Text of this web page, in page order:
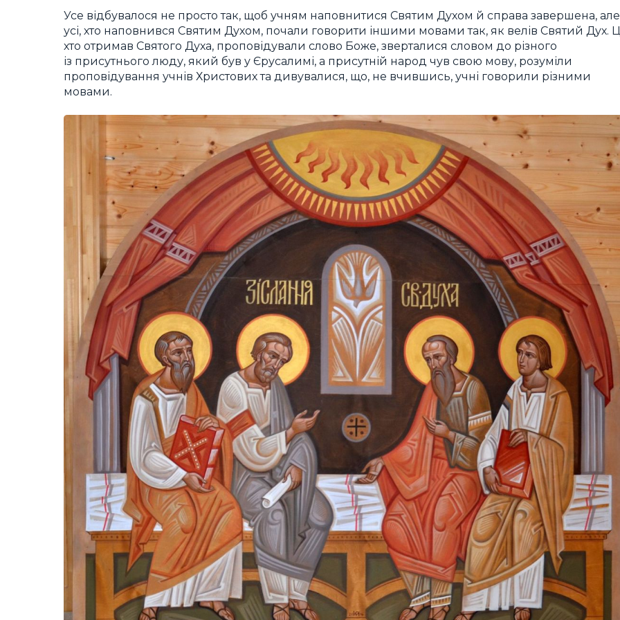
Усе відбувалося не просто так, щоб учням наповнитися Святим Духом й справа завершена, але
усі, хто наповнився Святим Духом, почали говорити іншими мовами так, як велів Святий Дух.
хто отримав Святого Духа, проповідували слово Боже, зверталися словом до різного
із присутнього люду, який був у Єрусалимі, а присутній народ чув свою мову, розуміли
проповідування учнів Христових та дивувалися, що, не вчившись, учні говорили різними
мовами.